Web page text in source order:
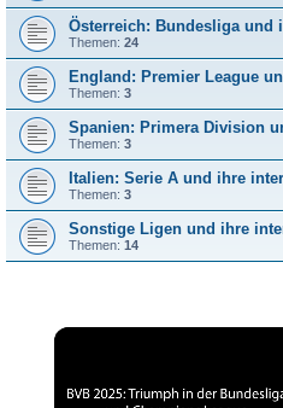
Österreich: Bundesliga und
Themen: 24
England: Premier League
Themen: 3
Spanien: Primera Division
Themen: 3
Italien: Serie A und ihre
Themen: 3
Sonstige Ligen und ihre
Themen: 14